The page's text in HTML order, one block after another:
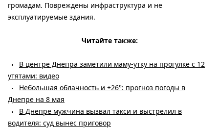
громадам. Повреждены инфраструктура и не
эксплуатируемые здания.
Читайте также:
В центре Днепра заметили маму-утку на прогулке с 12
утятами: видео
Небольшая облачность и +26°: прогноз погоды в
Днепре на 8 мая
В Днепре мужчина вызвал такси и выстрелил в
водителя: суд вынес приговор